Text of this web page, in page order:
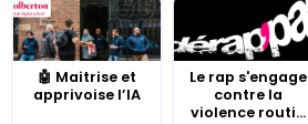
🤖 Maitrise et
apprivoise l’IA
Le rap s'engage
contre la
violence routi...